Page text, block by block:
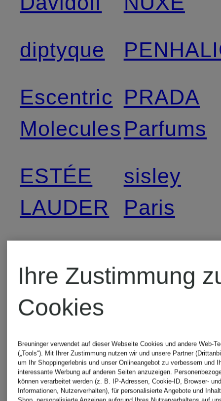
diptyque
Escentric
Molecules
ESTÉE
LAUDER
ARMANI
BEAUTY
GIVENCHY
PRADA
Parfums
sisley
Paris
Ford
Van Cleef
Ihre Zustimmung
Cookies
Breuninger verwendet auf dieser Webseite Cookies und andere Web-
(„Tools“). Mit Ihrer Zustimmung nutzen wir und unsere Partner
um Ihr Shoppingerlebnis und unser Onlineangebot zu verbessern und
interessante Werbung auf anderen Seiten anzuzeigen.
können verarbeitet werden (z. B. IP-Adressen, Cookie-ID, Browser-
Informationen, Nutzerverhalten), für personalisierte Angebote und